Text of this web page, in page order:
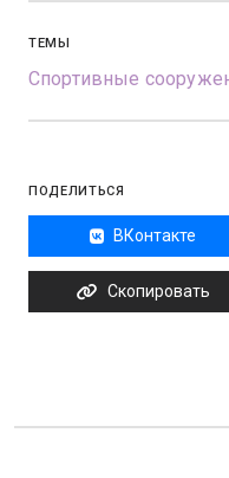
ТЕМЫ
Спортивные
ПОДЕЛИТЬСЯ
ВКонтакте
Скопировать